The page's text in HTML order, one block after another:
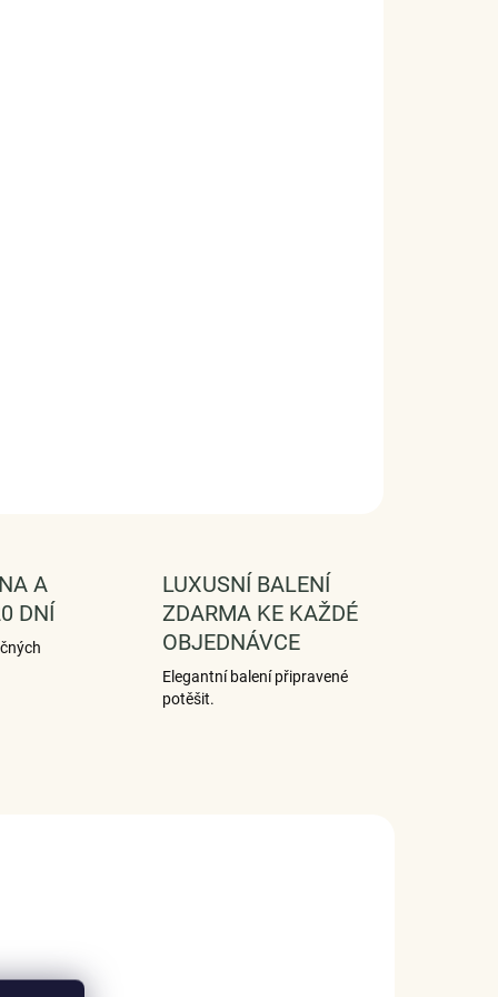
A
DNÍ
LUXUSNÍ BALENÍ
ZDARMA KE KAŽDÉ
OBJEDNÁVCE
Elegantní balení připravené
potěšit.